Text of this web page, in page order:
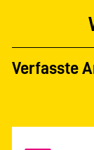
Verfasste